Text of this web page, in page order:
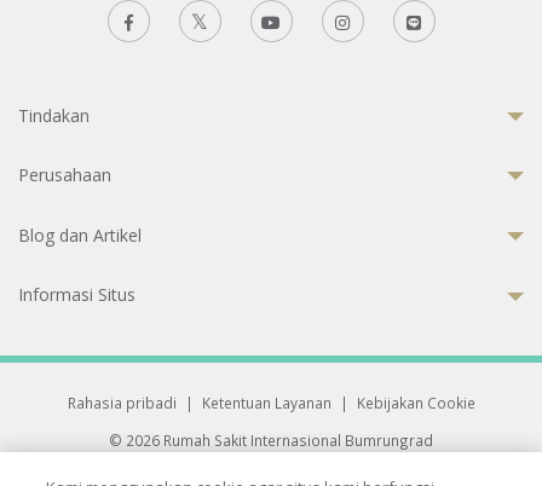
Tindakan
Perusahaan
Blog dan Artikel
Informasi Situs
Rahasia pribadi | Ketentuan Layanan |
Kebijakan Cookie
© 2026 Rumah Sakit Internasional Bumrungrad